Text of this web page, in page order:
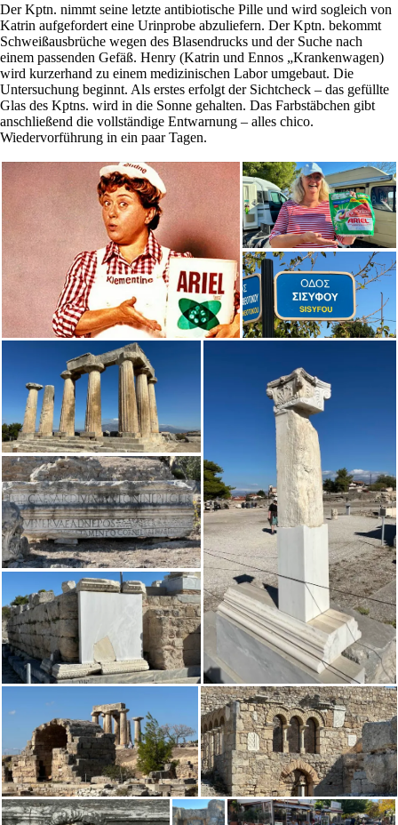
Der Kptn. nimmt seine letzte antibiotische Pille und wird sogleich von
Katrin aufgefordert eine Urinprobe abzuliefern. Der Kptn. bekommt
Schweißausbrüche wegen des Blasendrucks und der Suche nach
einem passenden Gefäß. Henry (Katrin und Ennos „Krankenwagen)
wird kurzerhand zu einem medizinischen Labor umgebaut. Die
Untersuchung beginnt. Als erstes erfolgt der Sichtcheck – das gefüllte
Glas des Kptns. wird in die Sonne gehalten. Das Farbstäbchen gibt
anschließend die vollständige Entwarnung – alles chico.
Wiedervorführung in ein paar Tagen.